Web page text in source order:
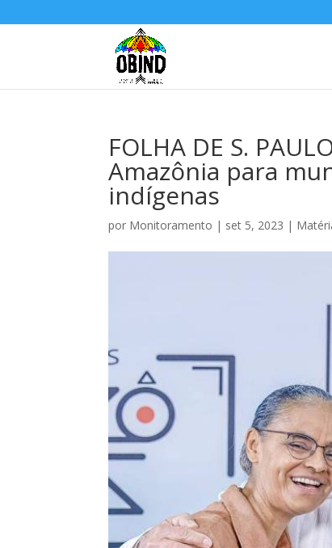
FOLHA DE S.
Amazônia para
indígenas
por Monitoramento | set 5, 2023 |